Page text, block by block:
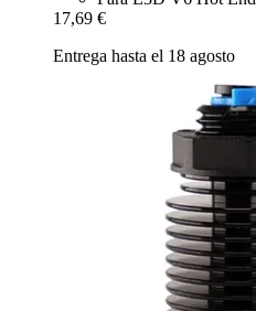
17,69 €
Entrega hasta el 18 agosto